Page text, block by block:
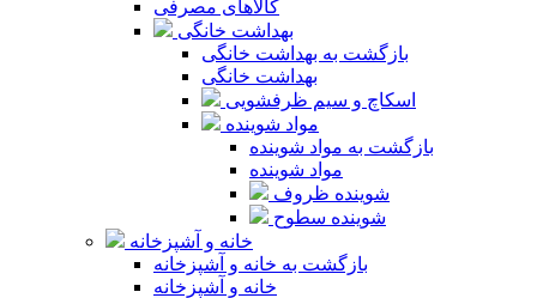
کالاهای مصرفی
بهداشت خانگی
بازگشت به بهداشت خانگی
بهداشت خانگی
اسکاچ و سیم ظرفشویی
مواد شوینده
بازگشت به مواد شوینده
مواد شوینده
شوینده ظروف
شوینده سطوح
خانه و آشپزخانه
بازگشت به خانه و آشپزخانه
خانه و آشپزخانه